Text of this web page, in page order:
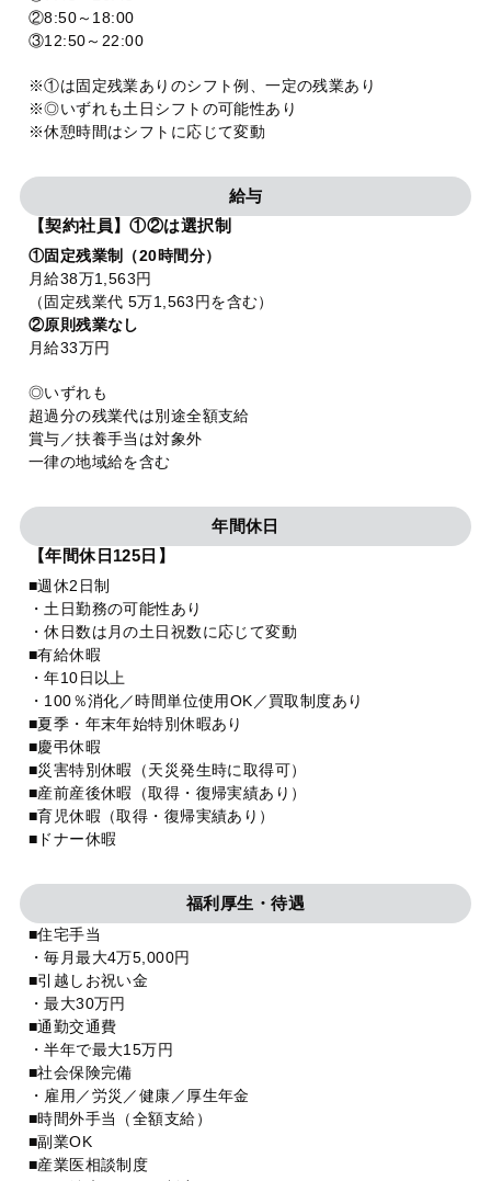
②8:50～18:00
③12:50～22:00
※①は固定残業ありのシフト例、一定の残業あり
※◎いずれも土日シフトの可能性あり
※休憩時間はシフトに応じて変動
給与
【契約社員】①②は選択制
①固定残業制（20時間分）
月給38万1,563円
（固定残業代 5万1,563円を含む）
②原則残業なし
月給33万円
◎いずれも
超過分の残業代は別途全額支給
賞与／扶養手当は対象外
一律の地域給を含む
年間休日
【年間休日125日】
■週休2日制
・土日勤務の可能性あり
・休日数は月の土日祝数に応じて変動
■有給休暇
・年10日以上
・100％消化／時間単位使用OK／買取制度あり
■夏季・年末年始特別休暇あり
■慶弔休暇
■災害特別休暇（天災発生時に取得可）
■産前産後休暇（取得・復帰実績あり）
■育児休暇（取得・復帰実績あり）
■ドナー休暇
福利厚生・待遇
■住宅手当
・毎月最大4万5,000円
■引越しお祝い金
・最大30万円
■通勤交通費
・半年で最大15万円
■社会保険完備
・雇用／労災／健康／厚生年金
■時間外手当（全額支給）
■副業OK
■産業医相談制度